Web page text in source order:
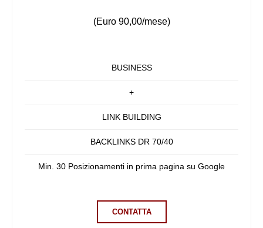
(Euro 90,00/mese)
BUSINESS
+
LINK BUILDING
BACKLINKS DR 70/40
Min. 30 Posizionamenti in prima pagina su Google
CONTATTA